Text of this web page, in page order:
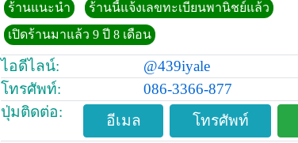
ร้านแนะนำ
ร้านนี้แจ้งเลขทะเบียนพานิชย์แล้ว
เปิดร้านมาแล้ว 9 ปี 8 เดือน
ไอดีไลน์:
@439iyale
โทรศัพท์:
086-3366-877
ปุ่มติดต่อ:
อีเมล โทรศัพท์